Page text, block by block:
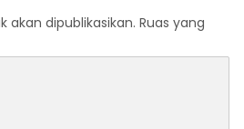
akan dipublikasikan. Ruas yang